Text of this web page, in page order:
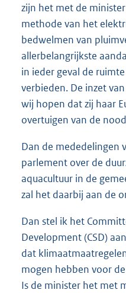
zijn het met de
methode van het
bedwelmen van
allerbelangrijkste
in ieder geval de
verbieden. De inzet
wij hopen dat zij haar
overtuigen van de
Dan de mededelingen
parlement over de
aquacultuur in de
zal het daarbij aan de
Dan stel ik het
Development (CSD)
dat
mogen hebben voor
Is de minister het met